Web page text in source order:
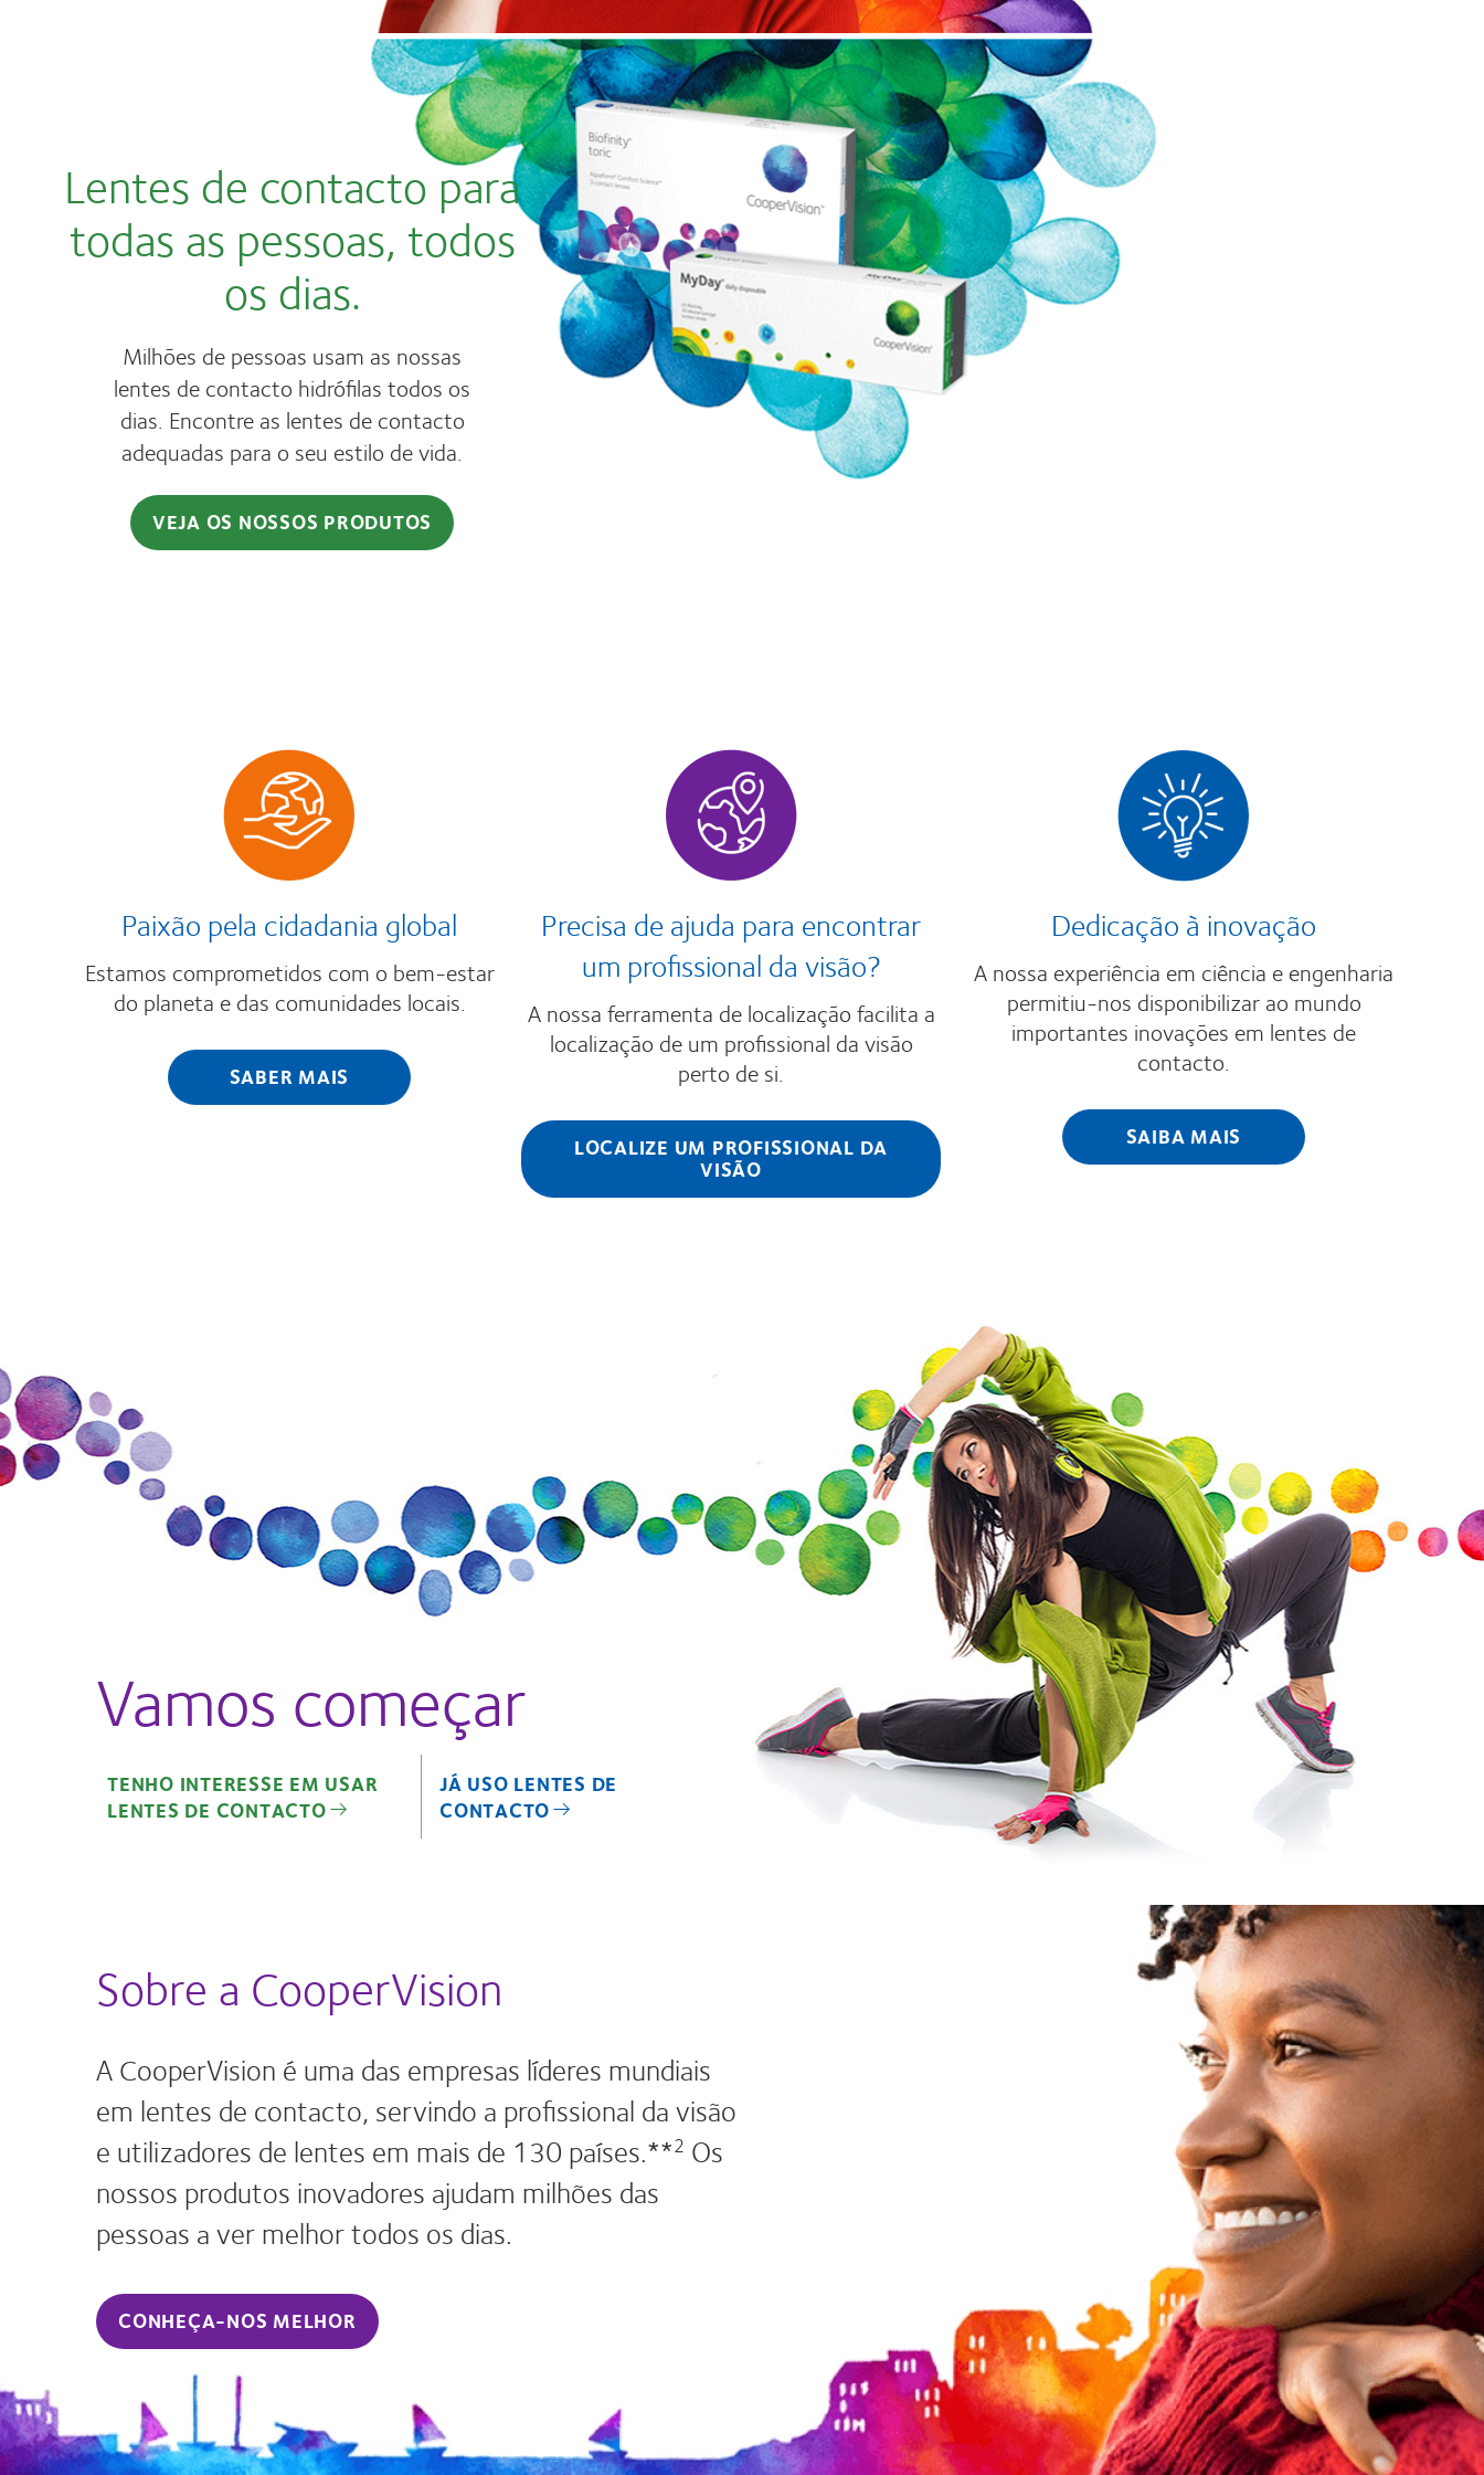
Lentes de contacto para
todas as pessoas, todos
os dias.
Milhões de pessoas usam as nossas
lentes de contacto hidrófilas todos os
dias. Encontre as lentes de contacto
adequadas para o seu estilo de vida.
VEJA OS NOSSOS PRODUTOS
Paixão pela cidadania global
Estamos comprometidos com o bem-estar
do planeta e das comunidades locais.
SABER MAIS
Precisa de ajuda para encontrar
um profissional da visão?
A nossa ferramenta de localização facilita a
localização de um profissional da visão
perto de si.
LOCALIZE UM PROFISSIONAL DA
VISÃO
Dedicação à inovação
A nossa experiência em ciência e engenharia
permitiu-nos disponibilizar ao mundo
importantes inovações em lentes de
contacto.
SAIBA MAIS
Vamos começar
TENHO INTERESSE EM USAR
LENTES DE CONTACTO
JÁ USO LENTES DE
CONTACTO
Sobre a CooperVision
A CooperVision é uma das empresas líderes mundiais
em lentes de contacto, servindo a profissional da visão
e utilizadores de lentes em mais de 130 países.**2 Os
nossos produtos inovadores ajudam milhões das
pessoas a ver melhor todos os dias.
CONHEÇA-NOS MELHOR